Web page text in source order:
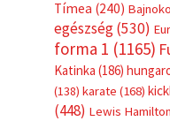
Tímea (240)
egészség(530)
forma 1 (1165)
Katinka (186)
(138) karate (168)
(448) Lewis Hamilton